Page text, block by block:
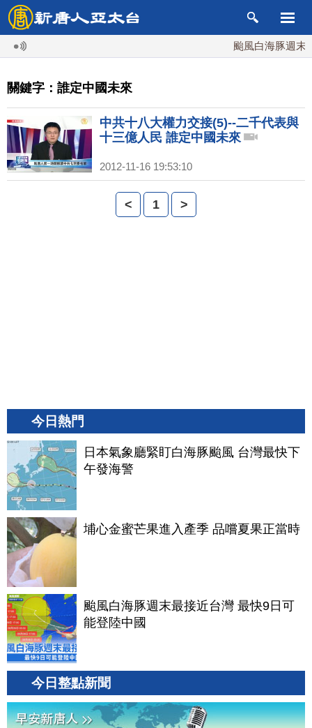
颱風白海豚週末
關鍵字：誰定中國未來
中共十八大權力交接(5)--二千代表與
十三億人民 誰定中國未來
2012-11-16 19:53:10
< 1 >
今日熱門
日本氣象廳緊盯白海豚颱風 台灣最快下
午發海警
埔心金蜜芒果進入產季 品嚐夏果正當時
颱風白海豚週末最接近台灣 最快9日可
能登陸中國
今日整點新聞